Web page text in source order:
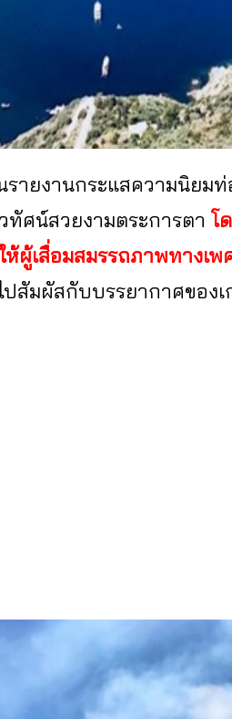
รายงานกระแสความนิยม
ทัศน์สวยงามตระการตาโ
ห้ผู้เสื่อมสมรรถภาพทางเ
ปสัมผัสกับบรรยากาศของเ